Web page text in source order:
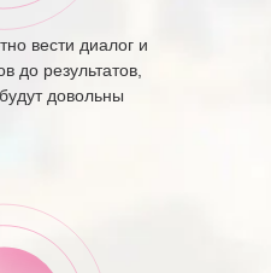
вести диалог и
до результатов,
довольны